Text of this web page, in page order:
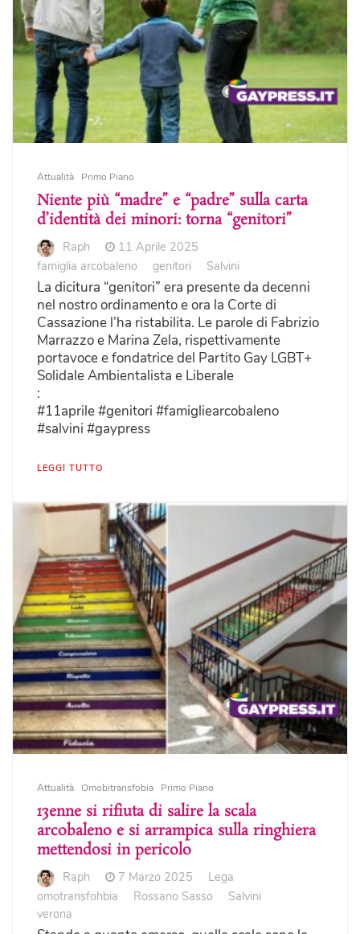
Attualità Primo Piano
Niente più “madre” e “padre” sulla carta
d’identità dei minori: torna “genitori”
Raph
11 Aprile 2025
famiglia arcobaleno
genitori Salvini
La dicitura “genitori” era presente da decenni
nel nostro ordinamento e ora la Corte di
Cassazione l’ha ristabilita. Le parole di Fabrizio
Marrazzo e Marina Zela, rispettivamente
portavoce e fondatrice del Partito Gay LGBT+
Solidale Ambientalista e Liberale
:
#11aprile #genitori #famigliearcobaleno
#salvini #gaypress
LEGGI TUTTO
Attualità Omobitransfobia Primo Piano
13enne si rifiuta di salire la scala
arcobaleno e si arrampica sulla ringhiera
mettendosi in pericolo
Raph 7 Marzo 2025
Lega
omotransfohbia
Rossano Sasso
Salvini
verona